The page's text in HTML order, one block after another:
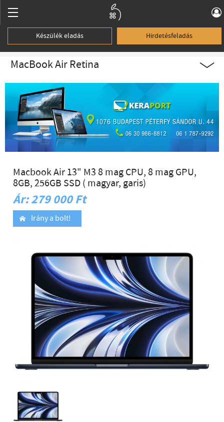
Készülék eladás Hirdetésfeladás
MacBook Air Retina
Macbook Air 13" M3 8 mag CPU, 8 mag GPU,
8GB, 256GB SSD ( magyar, garis)
Ár: 279 000 Ft
Irány a bolt!